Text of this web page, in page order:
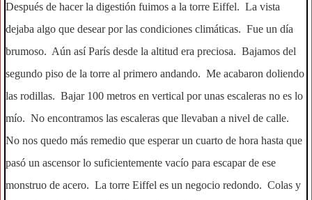
Después de hacer la digestión fuimos a la torre Eiffel. La vista
dejaba algo que desear por las condiciones climáticas. Fue un día
brumoso. Aún así París desde la altitud era preciosa. Bajamos del
segundo piso de la torre al primero andando. Me acabaron doliendo
las rodillas. Bajar 100 metros en vertical por unas escaleras no es lo
mío. No encontramos las escaleras que llevaban a nivel de calle.
No nos quedo más remedio que esperar un cuarto de hora hasta que
pasó un ascensor lo suficientemente vacío para escapar de ese
monstruo de acero. La torre Eiffel es un negocio redondo. Colas y